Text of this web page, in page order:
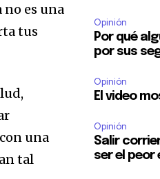
no es una
tus
una
tal
Opinión
Por qué
por sus
Opinión
El video
Opinión
Salir
ser el peor